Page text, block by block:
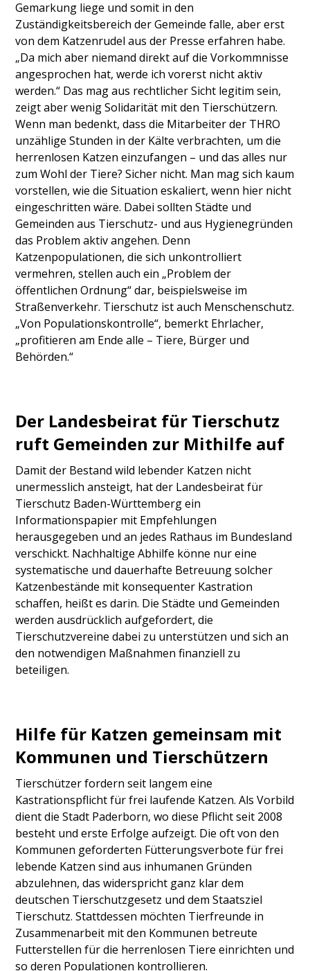
Gemarkung liege und somit in den
Zuständigkeitsbereich der Gemeinde falle, aber erst
von dem Katzenrudel aus der Presse erfahren habe.
„Da mich aber niemand direkt auf die Vorkommnisse
angesprochen hat, werde ich vorerst nicht aktiv
werden.“ Das mag aus rechtlicher Sicht legitim sein,
zeigt aber wenig Solidarität mit den Tierschützern.
Wenn man bedenkt, dass die Mitarbeiter der THRO
unzählige Stunden in der Kälte verbrachten, um die
herrenlosen Katzen einzufangen – und das alles nur
zum Wohl der Tiere? Sicher nicht. Man mag sich kaum
vorstellen, wie die Situation eskaliert, wenn hier nicht
eingeschritten wäre. Dabei sollten Städte und
Gemeinden aus Tierschutz- und aus Hygienegründen
das Problem aktiv angehen. Denn
Katzenpopulationen, die sich unkontrolliert
vermehren, stellen auch ein „Problem der
öffentlichen Ordnung“ dar, beispielsweise im
Straßenverkehr. Tierschutz ist auch Menschenschutz.
„Von Populationskontrolle“, bemerkt Ehrlacher,
„profitieren am Ende alle – Tiere, Bürger und
Behörden.“
Der Landesbeirat für Tierschutz
ruft Gemeinden zur Mithilfe auf
Damit der Bestand wild lebender Katzen nicht
unermesslich ansteigt, hat der Landesbeirat für
Tierschutz Baden-Württemberg ein
Informationspapier mit Empfehlungen
herausgegeben und an jedes Rathaus im Bundesland
verschickt. Nachhaltige Abhilfe könne nur eine
systematische und dauerhafte Betreuung solcher
Katzenbestände mit konsequenter Kastration
schaffen, heißt es darin. Die Städte und Gemeinden
werden ausdrücklich aufgefordert, die
Tierschutzvereine dabei zu unterstützen und sich an
den notwendigen Maßnahmen finanziell zu
beteiligen.
Hilfe für Katzen gemeinsam mit
Kommunen und Tierschützern
Tierschützer fordern seit langem eine
Kastrationspflicht für frei laufende Katzen. Als Vorbild
dient die Stadt Paderborn, wo diese Pflicht seit 2008
besteht und erste Erfolge aufzeigt. Die oft von den
Kommunen geforderten Fütterungsverbote für frei
lebende Katzen sind aus inhumanen Gründen
abzulehnen, das widerspricht ganz klar dem
deutschen Tierschutzgesetz und dem Staatsziel
Tierschutz. Stattdessen möchten Tierfreunde in
Zusammenarbeit mit den Kommunen betreute
Futterstellen für die herrenlosen Tiere einrichten und
so deren Populationen kontrollieren.